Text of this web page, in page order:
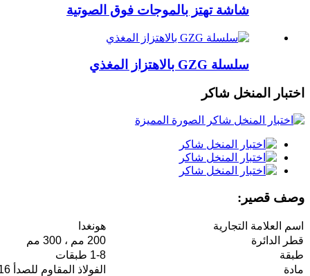
شاشة تهتز بالموجات فوق الصوتية
سلسلة GZG بالاهتزاز المغذي
اختبار المنخل شاكر
وصف قصير:
اسم العلامة التجارية
هونغدا
قطر الدائرة
200 مم ، 300 مم
طبقة
1-8 طبقات
مادة
الفولاذ المقاوم للصدأ 304/316